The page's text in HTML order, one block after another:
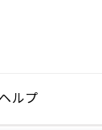
ヘルプ